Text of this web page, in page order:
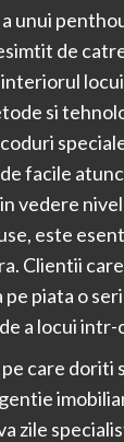
unui
de
interiorul
si
facile
vedere
este
Clientii
piata o
a locui
care doriti
zile